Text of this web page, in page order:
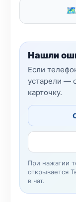
🗺
Нашли
Если
устарели —
карточку.
При нажатии
открывается
в чат.